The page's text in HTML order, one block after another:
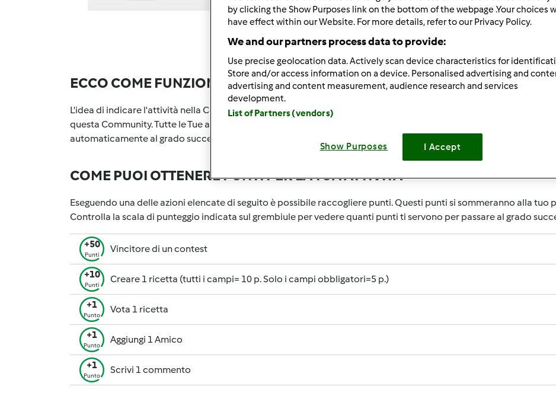
ECCO COME FUNZIONA
L'idea di indicare l'attività nella Community è quella di riconoscere le attività degli utenti che contribuiscono ad
questa Community. Tutte le Tue attività nella Community saranno ricompensate con dei punti. Con il
automaticamente al grado successivo. Il numero all'interno del grembiule accanto al tuo nome Utente indicherà
COME PUOI OTTENERE PUNTI PER LA TUA ATTIVITA'
Eseguendo una delle azioni elencate di seguito è possibile raccogliere punti. Questi punti si sommeranno alla tuo
Controlla la scala di punteggio indicata sul grembiule per vedere quanti punti ti servono per passare al grado
+50
Punti
Vincitore di un contest
+10
Punti
Creare 1 ricetta (tutti i campi= 10 p. Solo i campi obbligatori=5 p.)
+1
Punto
Vota 1 ricetta
+1
Punto
Aggiungi 1 Amico
+1
Punto
Scrivi 1 commento
by clicking the Show Purposes link on the bottom of the webpage .Your choices
have effect within our Website. For more details, refer to our Privacy Policy.
We and our partners process data to provide:
Use precise geolocation data. Actively scan device characteristics for
Store and/or access information on a device. Personalised advertising and
advertising and content measurement, audience research and services
development.
List of Partners (vendors)
Show Purposes I Accept